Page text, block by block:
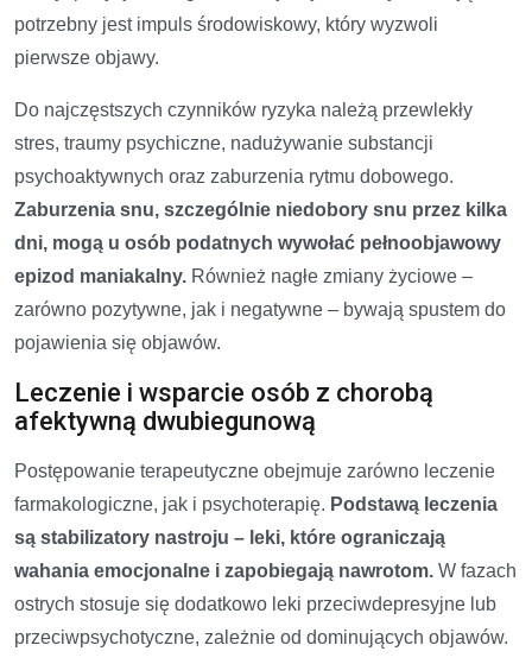
potrzebny jest impuls środowiskowy, który wyzwoli
pierwsze objawy.
Do najczęstszych czynników ryzyka należą przewlekły
stres, traumy psychiczne, nadużywanie substancji
psychoaktywnych oraz zaburzenia rytmu dobowego.
Zaburzenia snu, szczególnie niedobory snu przez kilka
dni, mogą u osób podatnych wywołać pełnoobjawowy
epizod maniakalny. Również nagłe zmiany życiowe –
zarówno pozytywne, jak i negatywne – bywają spustem do
pojawienia się objawów.
Leczenie i wsparcie osób z chorobą
afektywną dwubiegunową
Postępowanie terapeutyczne obejmuje zarówno leczenie
farmakologiczne, jak i psychoterapię. Podstawą leczenia
są stabilizatory nastroju – leki, które ograniczają
wahania emocjonalne i zapobiegają nawrotom. W fazach
ostrych stosuje się dodatkowo leki przeciwdepresyjne lub
przeciwpsychotyczne, zależnie od dominujących objawów.